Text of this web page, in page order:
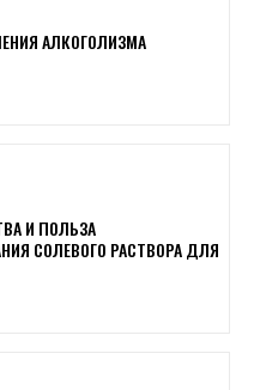
АЛКОГОЛИЗМА
И ПОЛЬЗА
СОЛЕВОГО РАСТВОРА ДЛЯ